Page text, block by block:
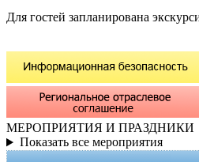
Для гостей запланирована
МЕРОПРИЯТИЯ И ПРАЗДНИКИ
Показать все мероприятия